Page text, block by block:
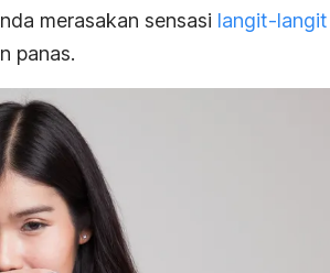
merasakan sensasi langit-langit
panas.